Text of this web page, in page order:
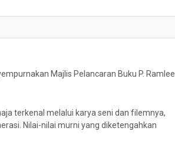
Majlis Pelancaran Buku P. Ramlee
terkenal melalui karya seni dan filemnya,
Nilai-nilai murni yang diketengahkan